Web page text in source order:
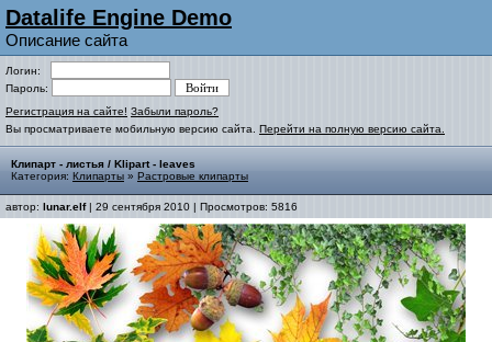
Datalife Engine Demo
Описание сайта
Логин:
Пароль:
Регистрация на сайте! Забыли пароль?
Вы просматриваете мобильную версию сайта. Перейти на полную версию сайта.
Клипарт - листья / Klipart - leaves
Категория: Клипарты » Растровые клипарты
автор: lunar.elf| 29 сентября 2010 | Просмотров: 5816